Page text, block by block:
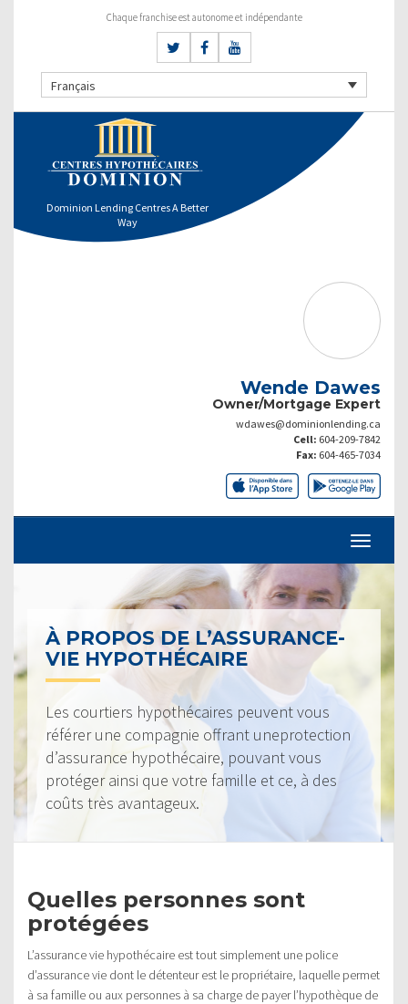
Chaque franchise est autonome et indépendante
Français
Dominion Lending Centres A Better
Way
Wende Dawes
Owner/Mortgage Expert
wdawes@dominionlending.ca
Cell: 604-209-7842
Fax: 604-465-7034
À PROPOS DE L’ASSURANCE-
VIE HYPOTHÉCAIRE
Les courtiers hypothécaires peuvent vous
référer une compagnie offrant uneprotection
d’assurance hypothécaire, pouvant vous
protéger ainsi que votre famille et ce, à des
coûts très avantageux.
Quelles personnes sont
protégées
L’assurance vie hypothécaire est tout simplement une police
d’assurance vie dont le détenteur est le propriétaire, laquelle permet
à sa famille ou aux personnes à sa charge de payer l’hypothèque de